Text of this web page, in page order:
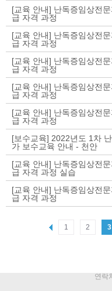
[교육 안내] 난독증임상전
급 자격 과정
[교육 안내] 난독증임상전
급 자격 과정
[교육 안내] 난독증임상전
급 자격 과정
[교육 안내] 난독증임상전
급 자격 과정
[교육 안내] 난독증임상전
급 자격 과정
[보수교육] 2022년도 1차
가 보수교육 안내 - 천안
[교육 안내] 난독증임상전
급 자격 과정 실습
[교육 안내] 난독증임상전
급 자격 과정
1 2 3
연락